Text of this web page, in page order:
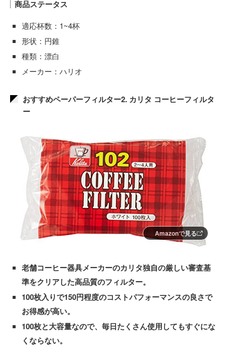
商品ステータス
適応杯数：1~4杯
形状：円錐
種類：漂白
メーカー：ハリオ
おすすめペーパーフィルター2. カリタ コーヒーフィルタ
ー
Amazonで見る
老舗コーヒー器具メーカーのカリタ独自の厳しい審査基
準をクリアした高品質のフィルター。
100枚入りで150円程度のコストパフォーマンスの良さで
お得感が高い。
100枚と大容量なので、毎日たくさん使用してもすぐにな
くならない。